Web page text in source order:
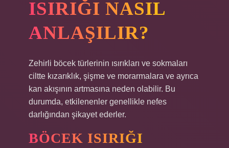
ISIRIĞI NASIL
ANLAŞILIR?
Zehirli böcek türlerinin ısırıkları ve sokmaları
ciltte kızarıklık, şişme ve morarmalara ve ayrıca
kan akışının artmasına neden olabilir. Bu
durumda, etkilenenler genellikle nefes
darlığından şikayet ederler.
BÖCEK ISIRIĞI